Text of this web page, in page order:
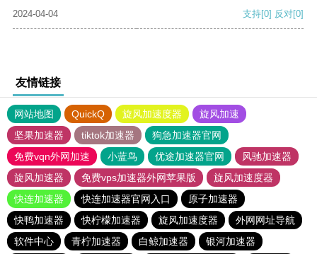
2024-04-04
支持[0] 反对[0]
友情链接
网站地图 QuickQ 旋风加速度器
旋风加速
坚果加速器
tiktok加速器
狗急加速器官网
免费vqn外网加速
小蓝鸟 优途加速器官网
风驰加速器
旋风加速器
免费vps加速器外网苹果版
旋风加速度器
快连加速器
快连加速器官网入口
原子加速器
快鸭加速器
快柠檬加速器 旋风加速度器
外网网址导航
软件中心
青柠加速器 白鲸加速器 银河加速器